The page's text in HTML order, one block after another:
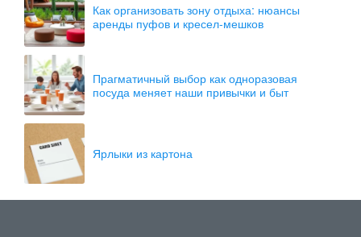
Как организовать зону отдыха: нюансы
аренды пуфов и кресел-мешков
Прагматичный выбор как одноразовая
посуда меняет наши привычки и быт
Ярлыки из картона